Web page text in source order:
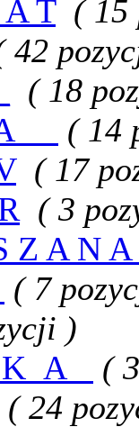
T ( 15
42
( 18
( 14
( 17
( 3
Z A N A
( 7
)
(
( 24